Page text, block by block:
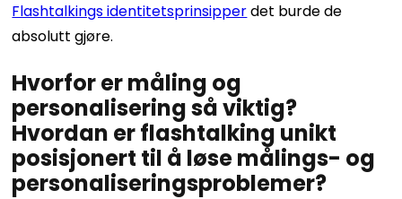
Flashtalkings identitetsprinsipperdet burde de
absolutt gjøre.
Hvorfor er måling og
personalisering så viktig?
Hvordan er flashtalking unikt
posisjonert til å løse målings- og
personaliseringsproblemer?